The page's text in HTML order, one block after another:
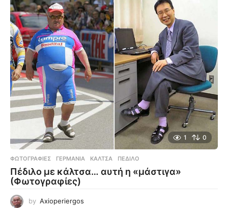
1 0
ΦΩΤΟΓΡΑΦΊΕΣ ΓΕΡΜΑΝΊΑ ,ΚΆΛΤΣΑ ,ΠΈΔΙΛΟ
Πέδιλο με κάλτσα… αυτή η «μάστιγα»
(Φωτογραφίες)
by Axioperiergos